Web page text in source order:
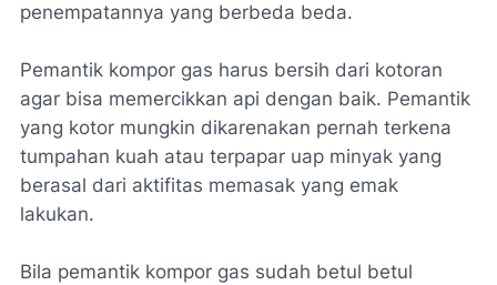
penempatannya yang berbeda beda.
Pemantik kompor gas harus bersih dari kotoran
agar bisa memercikkan api dengan baik. Pemantik
yang kotor mungkin dikarenakan pernah terkena
tumpahan kuah atau terpapar uap minyak yang
berasal dari aktifitas memasak yang emak
lakukan.
Bila pemantik kompor gas sudah betul betul